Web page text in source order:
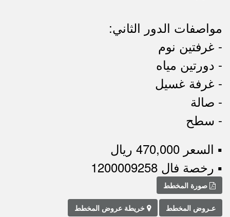
مواصفات الدور الثاني:
- غرفتين نوم
- دورتين مياه
- غرفة غسيل
- صالة
- سطح
▪︎ السعر 470,000 ريال
▪︎ رخصة فال 1200009258
صورة المخطط
عـروض المخطط خريطة عروض المخطط